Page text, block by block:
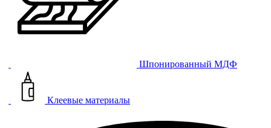
Шпонированный МДФ
Клеевые материалы